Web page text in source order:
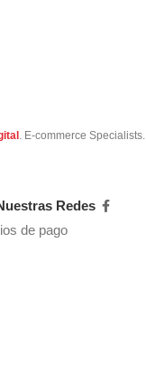
. E-commerce Specialists.
Redes